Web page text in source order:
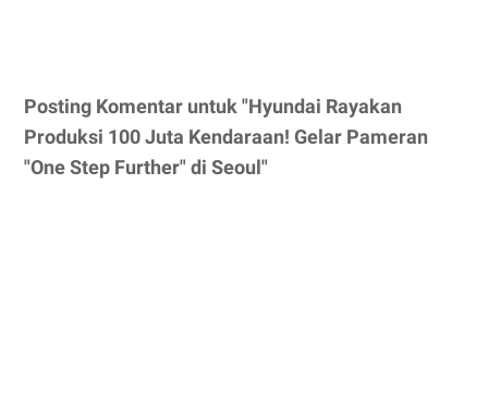
Posting Komentar untuk "Hyundai Rayakan
Produksi 100 Juta Kendaraan! Gelar Pameran
"One Step Further" di Seoul"